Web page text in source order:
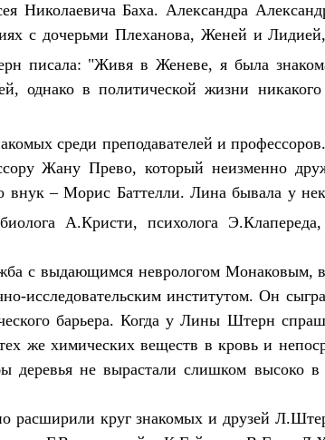
Николаевича Баха. Александра
с дочерьми Плеханова, Женей и
писала: "Живя в Женеве, я была
в политической жизни
среди преподавателей и
Жану Прево, который неизменно
внук – Морис Баттелли. Лина бывала у
А.Кристи, психолога
с выдающимся неврологом Монаковым,
институтом. Он
барьера. Когда у Лины Штерн
химических веществ в кровь и
деревья не вырастали слишком высоко
расширили круг знакомых и друзей